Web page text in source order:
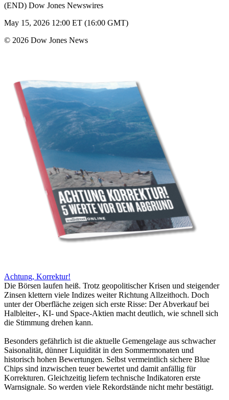
(END) Dow Jones Newswires
May 15, 2026 12:00 ET (16:00 GMT)
© 2026 Dow Jones News
Achtung, Korrektur!
Die Börsen laufen heiß. Trotz geopolitischer Krisen und steigender
Zinsen klettern viele Indizes weiter Richtung Allzeithoch. Doch
unter der Oberfläche zeigen sich erste Risse: Der Abverkauf bei
Halbleiter-, KI- und Space-Aktien macht deutlich, wie schnell sich
die Stimmung drehen kann.
Besonders gefährlich ist die aktuelle Gemengelage aus schwacher
Saisonalität, dünner Liquidität in den Sommermonaten und
historisch hohen Bewertungen. Selbst vermeintlich sichere Blue
Chips sind inzwischen teuer bewertet und damit anfällig für
Korrekturen. Gleichzeitig liefern technische Indikatoren erste
Warnsignale. So werden viele Rekordstände nicht mehr bestätigt.